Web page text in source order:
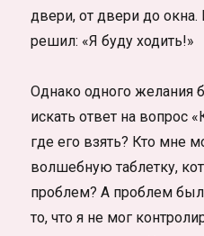
двери, от двери до
решил: «Я буду ходить!»
Однако одного желания
искать ответ на вопрос
где его взять? Кто мне
волшебную таблетку,
проблем? А проблем
то, что я не мог